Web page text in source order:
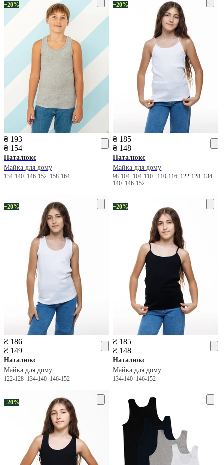
−20%
₴ 193
₴ 154
Наталюкс
Майка для дому
134-140 146-152 158-164
−20%
₴ 185
₴ 148
Наталюкс
Майка для дому
98-104 104-110 110-116 122-128 134-
140 146-152
−20%
₴ 186
₴ 149
Наталюкс
Майка для дому
122-128 134-140 146-152
−20%
₴ 185
₴ 148
Наталюкс
Майка для дому
134-140 146-152
−20%